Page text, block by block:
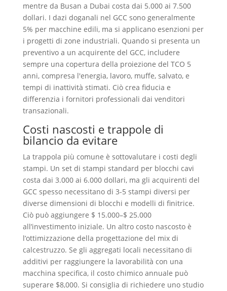
mentre da Busan a Dubai costa dai 5.000 ai 7.500
dollari. I dazi doganali nel GCC sono generalmente
5% per macchine edili, ma si applicano esenzioni per
i progetti di zone industriali. Quando si presenta un
preventivo a un acquirente del GCC, includere
sempre una copertura della proiezione del TCO 5
anni, compresa l'energia, lavoro, muffe, salvato, e
tempi di inattività stimati. Ciò crea fiducia e
differenzia i fornitori professionali dai venditori
transazionali.
Costi nascosti e trappole di
bilancio da evitare
La trappola più comune è sottovalutare i costi degli
stampi. Un set di stampi standard per blocchi cavi
costa dai 3.000 ai 6.000 dollari, ma gli acquirenti del
GCC spesso necessitano di 3-5 stampi diversi per
diverse dimensioni di blocchi e modelli di finitrice.
Ciò può aggiungere $ 15.000–$ 25.000
all’investimento iniziale. Un altro costo nascosto è
l’ottimizzazione della progettazione del mix di
calcestruzzo. Se gli aggregati locali necessitano di
additivi per raggiungere la lavorabilità con una
macchina specifica, il costo chimico annuale può
superare $8,000. Si consiglia di richiedere uno studio